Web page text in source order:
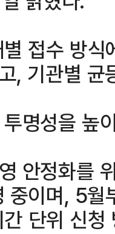
접수 방
, 기관별
명성을 높
안정화를
중이며, 5
단위 신청